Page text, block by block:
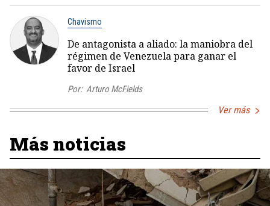
Chavismo
De antagonista a aliado: la maniobra del
régimen de Venezuela para ganar el
favor de Israel
Por: Arturo McFields
Ver más
Más noticias